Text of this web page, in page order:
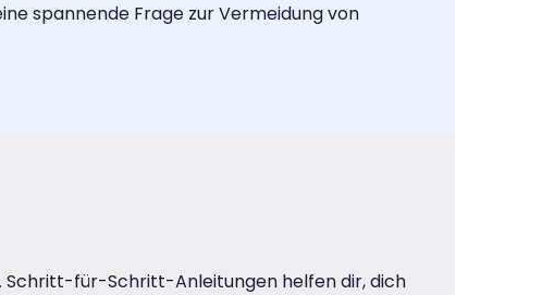
spannende Frage zur Vermeidung von
Schritt-für-Schritt-Anleitungen helfen dir, dich